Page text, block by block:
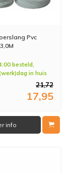
Pvc
besteld,
in huis
21,72
17,95
info